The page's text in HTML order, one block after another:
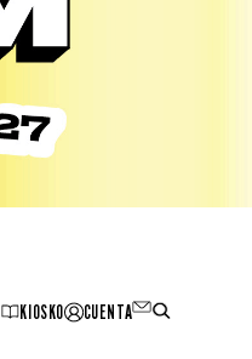
KIOSKO CUENTA